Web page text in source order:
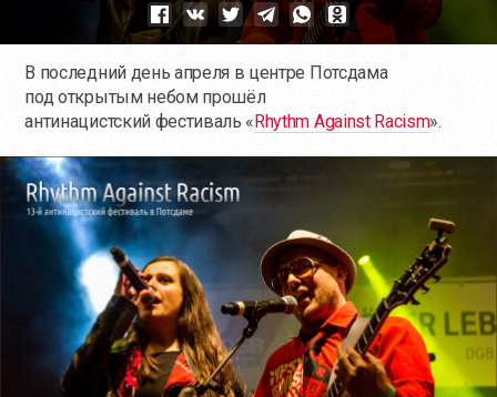
В последний день апреля в центре Потсдама
под открытым небом прошёл
антинацистский фестиваль «Rhythm Against Racism».